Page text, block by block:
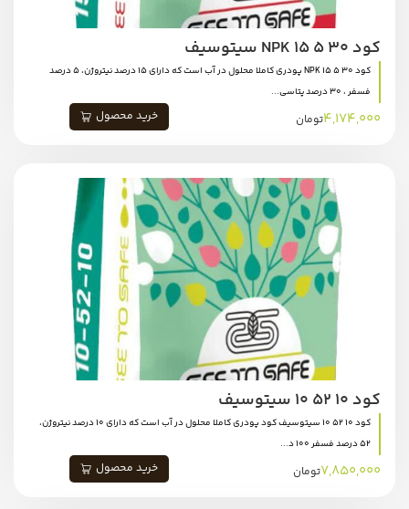
کود NPK 15 5 30 سیتوسیف
کود NPK 15 5 30 پودری کاملا محلول در آب است که دارای ۱۵ درصد نیتروژن، ۵ درصد
فسفر ، ۳۰ درصد پتاسی...
4,174,000تومان خرید محصول
کود 10 52 10 سیتوسیف
کود 10 52 10 سیتوسیف کود پودری کاملا محلول در آب است که دارای ۱۰ درصد نیتروژن،
۵۲ درصد فسفر ۱۰۰ د...
7,850,000تومان خرید محصول